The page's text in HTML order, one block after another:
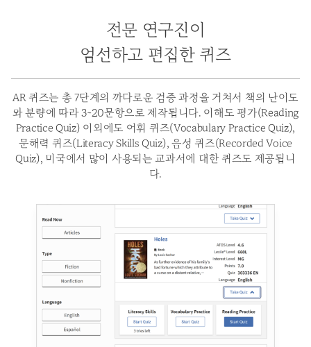
전문 연구진이
엄선하고 편집한 퀴즈
AR 퀴즈는 총 7단계의 까다로운 검증 과정을 거쳐서 책의 난이도
와 분량에 따라 3~20문항으로 제작됩니다. 이해도 평가(Reading
Practice Quiz) 이외에도 어휘 퀴즈(Vocabulary Practice Quiz),
문해력 퀴즈(Literacy Skills Quiz), 음성 퀴즈(Recorded Voice
Quiz), 미국에서 많이 사용되는 교과서에 대한 퀴즈도 제공됩니
다.